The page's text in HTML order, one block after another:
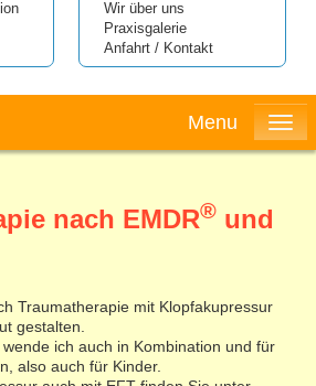
Wir über uns
Praxisgalerie
Anfahrt / Kontakt
Menu
nach EMDR® und
Traumatherapie mit Klopfakupressur
gestalten.
ich auch in Kombination und für
also auch für Kinder.